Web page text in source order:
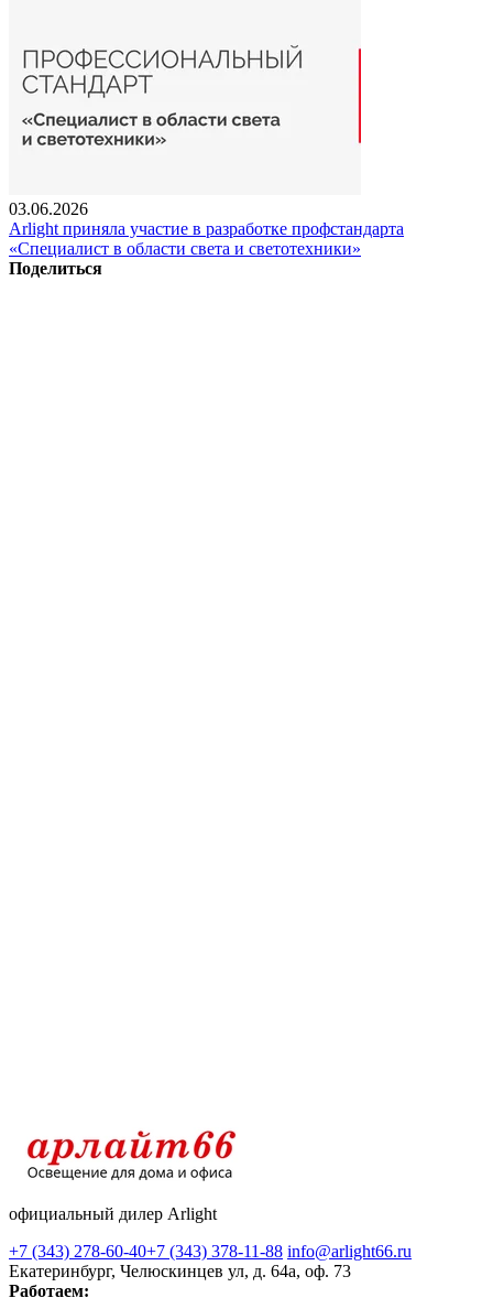
03.06.2026
Arlight приняла участие в разработке профстандарта
«Специалист в области света и светотехники»
Поделиться
официальный дилер Arlight
+7 (343) 278-60-40+7 (343) 378-11-88 info@arlight66.ru
Екатеринбург, Челюскинцев ул, д. 64а, оф. 73
Работаем: